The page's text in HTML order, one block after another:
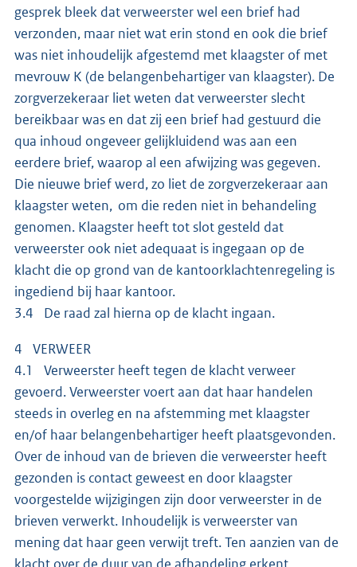
gesprek bleek dat verweerster wel een brief had
verzonden, maar niet wat erin stond en ook die brief
was niet inhoudelijk afgestemd met klaagster of met
mevrouw K (de belangenbehartiger van klaagster). De
zorgverzekeraar liet weten dat verweerster slecht
bereikbaar was en dat zij een brief had gestuurd die
qua inhoud ongeveer gelijkluidend was aan een
eerdere brief, waarop al een afwijzing was gegeven.
Die nieuwe brief werd, zo liet de zorgverzekeraar aan
klaagster weten, om die reden niet in behandeling
genomen. Klaagster heeft tot slot gesteld dat
verweerster ook niet adequaat is ingegaan op de
klacht die op grond van de kantoorklachtenregeling is
ingediend bij haar kantoor.
3.4 De raad zal hierna op de klacht ingaan.
4 VERWEER
4.1 Verweerster heeft tegen de klacht verweer
gevoerd. Verweerster voert aan dat haar handelen
steeds in overleg en na afstemming met klaagster
en/of haar belangenbehartiger heeft plaatsgevonden.
Over de inhoud van de brieven die verweerster heeft
gezonden is contact geweest en door klaagster
voorgestelde wijzigingen zijn door verweerster in de
brieven verwerkt. Inhoudelijk is verweerster van
mening dat haar geen verwijt treft. Ten aanzien van de